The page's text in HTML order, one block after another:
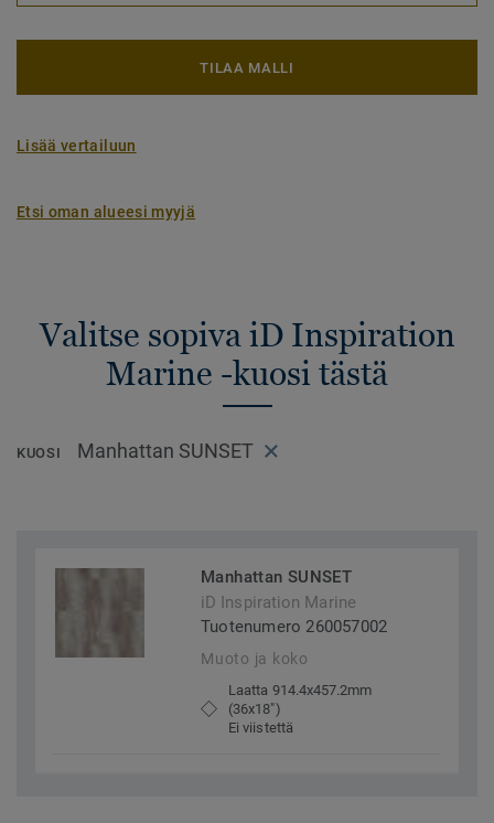
TILAA MALLI
Lisää vertailuun
Etsi oman alueesi myyjä
Valitse sopiva iD Inspiration
Marine -kuosi tästä
KUOSI Manhattan SUNSET
Manhattan SUNSET
iD Inspiration Marine
Tuotenumero 260057002
Muoto ja koko
Laatta 914.4x457.2mm
(36x18")
Ei viistettä